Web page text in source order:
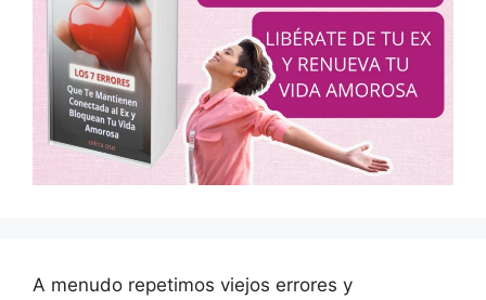
A menudo repetimos viejos errores y